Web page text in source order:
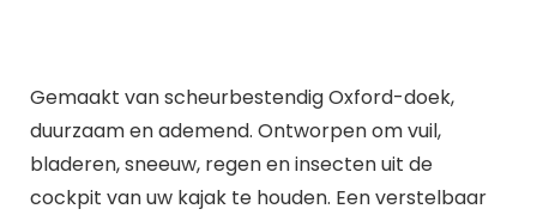
Gemaakt van scheurbestendig Oxford-doek,
duurzaam en ademend. Ontworpen om vuil,
bladeren, sneeuw, regen en insecten uit de
cockpit van uw kajak te houden. Een verstelbaar